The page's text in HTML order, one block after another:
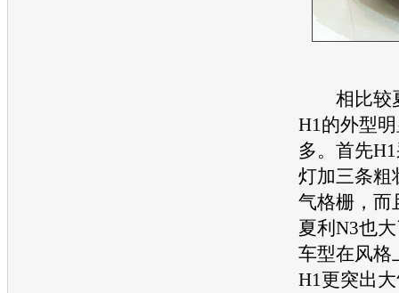
相比较
H1 的外型
多。首先
灯加三条粗
气格栅，而
夏利N3也
车型在风格
H1更突出